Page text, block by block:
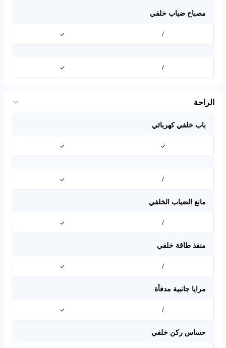
مصباح ضباب خلفي
/
✓
/
✓
الراحة
باب خلفي كهربائي
✓
✓
/
✓
مانع الضباب الخلفي
/
✓
منفذ طاقة خلفي
/
✓
مرايا جانبية مدفأة
/
✓
حساس ركن خلفي